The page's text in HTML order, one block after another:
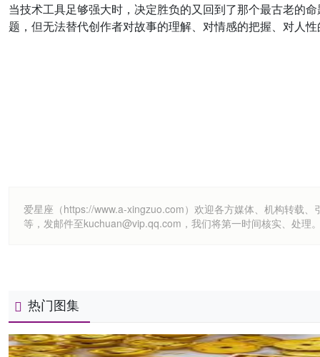
当技术工具足够强大时，决定胜负的又回到了那个最古老
题，但无法替代创作者对故事的理解、对情感的把握、对人
爱星座（https://www.a-xingzuo.com）欢迎各方媒体、机构转载
等，发邮件至kuchuan@vip.qq.com，我们将第一时间核实、处理
热门图集